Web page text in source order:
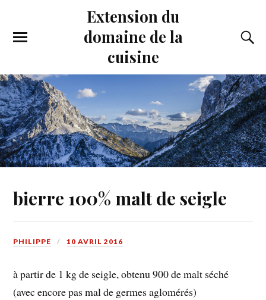
Extension du
domaine de la
cuisine
bierre 100% malt de seigle
PHILIPPE 10 AVRIL 2016
à partir de 1 kg de seigle, obtenu 900 de malt séché
(avec encore pas mal de germes aglomérés)